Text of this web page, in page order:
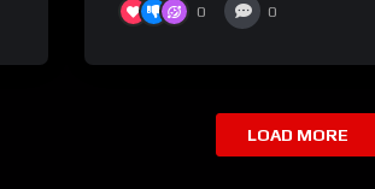
0 0
LOAD MORE